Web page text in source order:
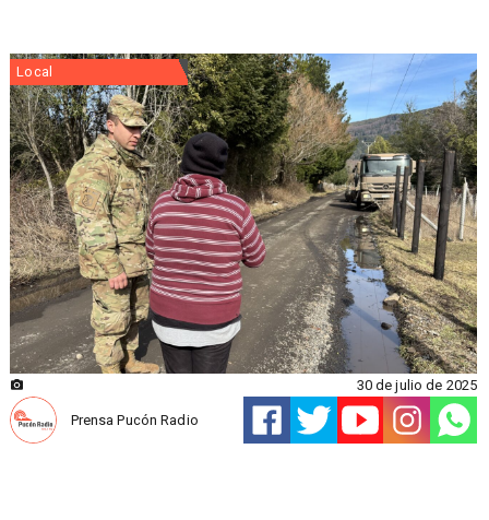
Local
Prensa Pucón Radio
30 de julio de 2025